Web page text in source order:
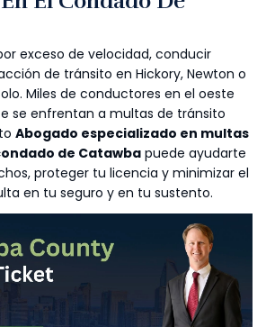
exceso de velocidad, conducir
de tránsito en Hickory, Newton o
Miles de conductores en el oeste
se enfrentan a multas de tránsito
Abogado especializado en multas
de Catawba puede ayudarte
proteger tu licencia y minimizar el
en tu seguro y en tu sustento.